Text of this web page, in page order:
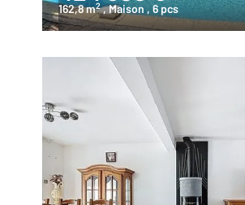
162,8 m2 , Maison, 6 pcs